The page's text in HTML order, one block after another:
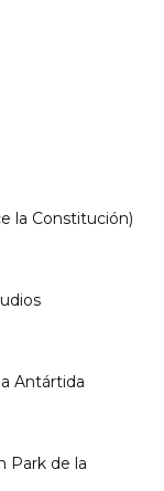
la Constitución)
Antártida
Park de la